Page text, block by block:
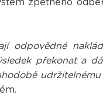
zpětného
odpovědné
překonat a
udržitelnému